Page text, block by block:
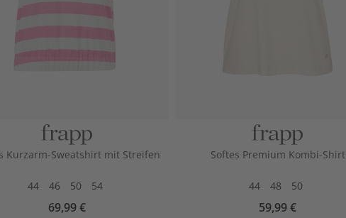
Kurzarm-Sweatshirt mit Streifen
44 46 50 54
69,99 €
Softes Premium Kombi-Shirt
44 48 50
59,99 €